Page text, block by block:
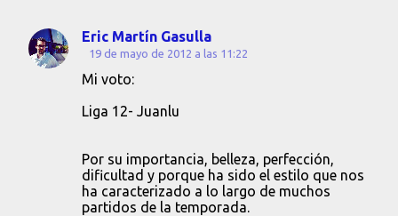
C
Eric Martín Gasulla
19 de mayo de 2012 a las 11:22
Mi voto:
Liga 12- Juanlu
Por su importancia, belleza, perfección,
dificultad y porque ha sido el estilo que nos
ha caracterizado a lo largo de muchos
partidos de la temporada.